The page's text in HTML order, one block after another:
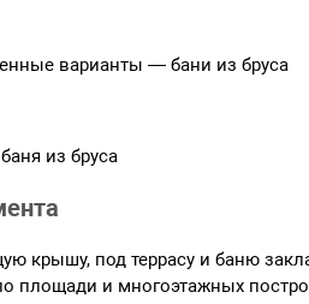
варианты — бани из бруса
из бруса
крышу, под террасу и баню
площади и многоэтажных